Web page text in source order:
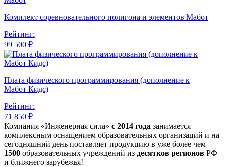
Комплект соревновательного полигона и элементов Мабот
Рейтинг:
99 500 ₽
Плата физического программирования (дополнение к
Мабот Кидс)
Рейтинг:
71 850 ₽
Компания «Инженерная сила» с 2014 года занимается
комплексным оснащением образовательных организаций и на
сегодняшний день поставляет продукцию в уже более чем
1500 образовательных учреждений из десятков регионов РФ
и ближнего зарубежья!